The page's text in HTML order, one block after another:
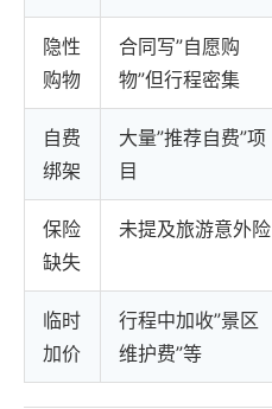
隐性
购物
合同写”自愿购
物”但行程密集
自费
绑架
大量”推荐自费”项
目
保险
缺失
未提及旅游意外险
临时
加价
行程中加收”景区
维护费”等